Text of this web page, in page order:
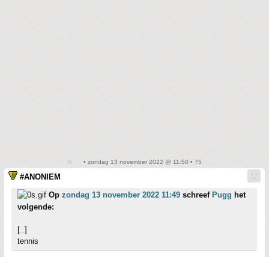
• zondag 13 november 2022 @ 11:50 • 75
#ANONIEM
Op zondag 13 november 2022 11:49 schreef Pugg het
volgende:
[..]
tennis